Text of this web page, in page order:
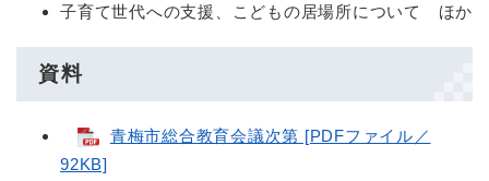
子育て世代への支援、こどもの居場所について ほか
資料
青梅市総合教育会議次第 [PDFファイル／
92KB]